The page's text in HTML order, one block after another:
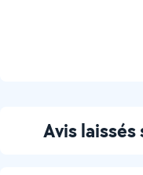
Avis laissés